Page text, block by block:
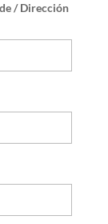
/ Dirección